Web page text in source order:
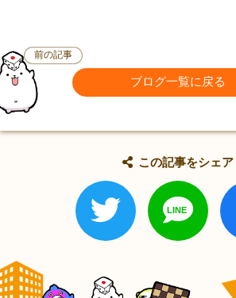
前の記事
ブログ一覧に戻る
この記事をシェア